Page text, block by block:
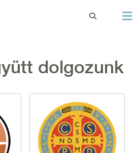
dolgozunk